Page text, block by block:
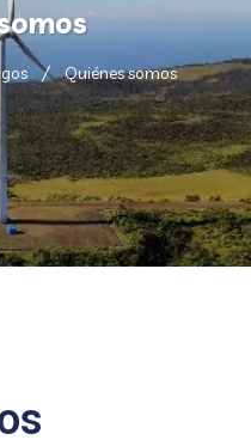
Quiénes somos